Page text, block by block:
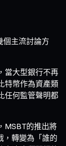
個主流討論方
當大型銀行不再
特幣作為資產類
任何監管聲明都
MSBT的推出將
，轉變為「誰的